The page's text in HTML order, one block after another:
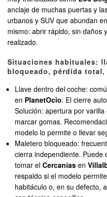
anclaje de muchas puertas y
urbanos y SUV que abundan
mismo: abrir rápido, sin daños
realizado.
Situaciones habituales:
bloqueado, pérdida
Llave dentro del coche:
en PlanetOcio. El cierre
Solución: apertura por
marcar gomas.
modelo lo permite o llevar
Maletero bloqueado:
cierra independiente.
tomar elCercanías en
respaldo si el modelo
habitáculo o, en su defecto,